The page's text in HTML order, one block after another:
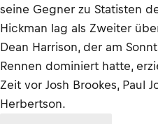
seine Gegner zu Statisten
Hickman lag als Zweiter
Dean Harrison, der am
Rennen dominiert hatte,
Zeit vor Josh Brookes, Paul
Herbertson.